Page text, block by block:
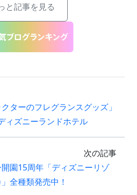
と記事を見る
ターのフレグランスグッズ」
ィズニーランドホテル
次の記事
園15周年「ディズニーリゾ
全種類発売中！